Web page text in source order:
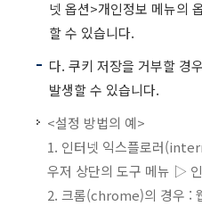
넷 옵션>개인정보 메뉴의
할 수 있습니다.
다. 쿠키 저장을 거부할 경
발생할 수 있습니다.
<설정 방법의 예>
1. 인터넷 익스플로러
우저 상단의 도구 메뉴 ▷
2. 크롬(chrome)의 경우 :